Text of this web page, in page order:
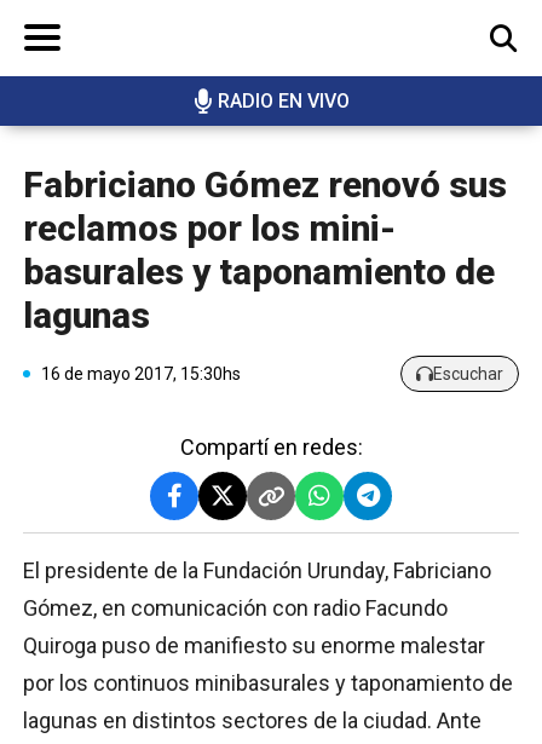
RADIO EN VIVO
BUSCAR
Fabriciano Gómez renovó sus
reclamos por los mini-
basurales y taponamiento de
lagunas
16 de mayo 2017, 15:30hs Escuchar
Compartí en redes:
El presidente de la Fundación Urunday, Fabriciano
Gómez, en comunicación con radio Facundo
Quiroga puso de manifiesto su enorme malestar
por los continuos minibasurales y taponamiento de
lagunas en distintos sectores de la ciudad. Ante